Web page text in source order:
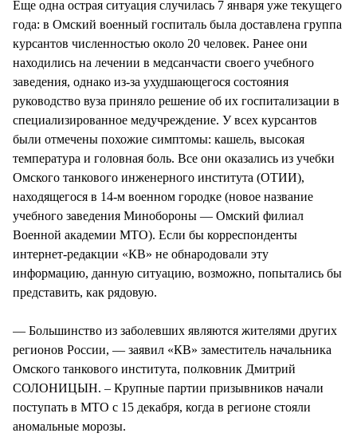
Еще одна острая ситуация случилась 7 января уже текущего
года: в Омский военный госпиталь была доставлена группа
курсантов численностью около 20 человек. Ранее они
находились на лечении в медсанчасти своего учебного
заведения, однако из-за ухудшающегося состояния
руководство вуза приняло решение об их госпитализации в
специализированное медучреждение. У всех курсантов
были отмечены похожие симптомы: кашель, высокая
температура и головная боль. Все они оказались из учебки
Омского танкового инженерного института (ОТИИ),
находящегося в 14-м военном городке (новое название
учебного заведения Минобороны — Омский филиал
Военной академии МТО). Если бы корреспонденты
интернет-редакции «КВ» не обнародовали эту
информацию, данную ситуацию, возможно, попытались бы
представить, как рядовую.
— Большинство из заболевших являются жителями других
регионов России, — заявил «КВ» заместитель начальника
Омского танкового института, полковник Дмитрий
СОЛОНИЦЫН. – Крупные партии призывников начали
поступать в МТО с 15 декабря, когда в регионе стояли
аномальные морозы.